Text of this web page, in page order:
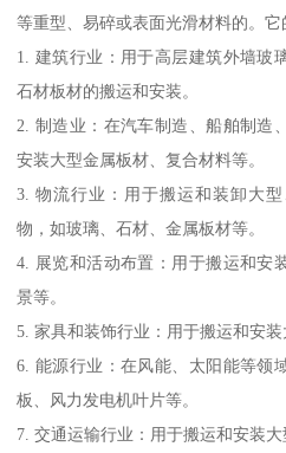
等重型、易碎或表面光滑材料的。它
1. 建筑行业：用于高层建筑外墙玻
石材板材的搬运和安装。
2. 制造业：在汽车制造、船舶制造
安装大型金属板材、复合材料等。
3. 物流行业：用于搬运和装卸大
物，如玻璃、石材、金属板材等。
4. 展览和活动布置：用于搬运和安
景等。
5. 家具和装饰行业：用于搬运和安装
6. 能源行业：在风能、太阳能等领
板、风力发电机叶片等。
7. 交通运输行业：用于搬运和安装大